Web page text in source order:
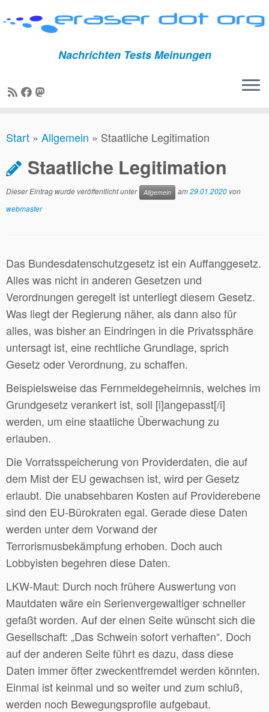
Inhalt
Nachrichten Tests Meinungen
Start » Allgemein » Staatliche Legitimation
Staatliche Legitimation
Dieser Eintrag wurde veröffentlicht unter Allgemein am29.01.2020 von
webmaster
Das Bundesdatenschutzgesetz ist ein Auffanggesetz.
Alles was nicht in anderen Gesetzen und
Verordnungen geregelt ist unterliegt diesem Gesetz.
Was liegt der Regierung näher, als dann also für
alles, was bisher an Eindringen in die Privatssphäre
untersagt ist, eine rechtliche Grundlage, sprich
Gesetz oder Verordnung, zu schaffen.
Beispielsweise das Fernmeldegeheimnis, welches im
Grundgesetz verankert ist, soll [i]angepasst[/i]
werden, um eine staatliche Überwachung zu
erlauben.
Die Vorratsspeicherung von Providerdaten, die auf
dem Mist der EU gewachsen ist, wird per Gesetz
erlaubt. Die unabsehbaren Kosten auf Providerebene
sind den EU-Bürokraten egal. Gerade diese Daten
werden unter dem Vorwand der
Terrorismusbekämpfung erhoben. Doch auch
Lobbyisten begehren diese Daten.
LKW-Maut: Durch noch frühere Auswertung von
Mautdaten wäre ein Serienvergewaltiger schneller
gefaßt worden. Auf der einen Seite wünscht sich die
Gesellschaft: „Das Schwein sofort verhaften“. Doch
auf der anderen Seite führt es dazu, dass diese
Daten immer öfter zweckentfremdet werden könnten.
Einmal ist keinmal und so weiter und zum schluß,
werden noch Bewegungsprofile aufgebaut.